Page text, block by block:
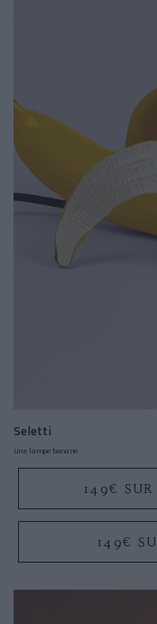
Seletti
Une lampe banane
149€
149€